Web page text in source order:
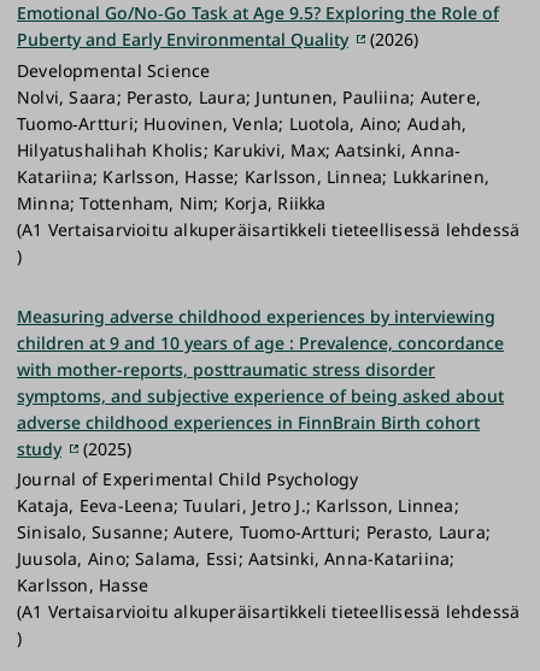
Emotional Go/No‐Go Task at Age 9.5? Exploring the Role of
Puberty and Early Environmental Quality
(2026)
Developmental Science
Nolvi, Saara; Perasto, Laura; Juntunen, Pauliina; Autere,
Tuomo‐Artturi; Huovinen, Venla; Luotola, Aino; Audah,
Hilyatushalihah Kholis; Karukivi, Max; Aatsinki, Anna‐
Katariina; Karlsson, Hasse; Karlsson, Linnea; Lukkarinen,
Minna; Tottenham, Nim; Korja, Riikka
(A1 Vertaisarvioitu alkuperäisartikkeli tieteellisessä lehdessä
)
Measuring adverse childhood experiences by interviewing
children at 9 and 10 years of age : Prevalence, concordance
with mother-reports, posttraumatic stress disorder
symptoms, and subjective experience of being asked about
adverse childhood experiences in FinnBrain Birth cohort
study
(2025)
Journal of Experimental Child Psychology
Kataja, Eeva-Leena; Tuulari, Jetro J.; Karlsson, Linnea;
Sinisalo, Susanne; Autere, Tuomo-Artturi; Perasto, Laura;
Juusola, Aino; Salama, Essi; Aatsinki, Anna-Katariina;
Karlsson, Hasse
(A1 Vertaisarvioitu alkuperäisartikkeli tieteellisessä lehdessä
)